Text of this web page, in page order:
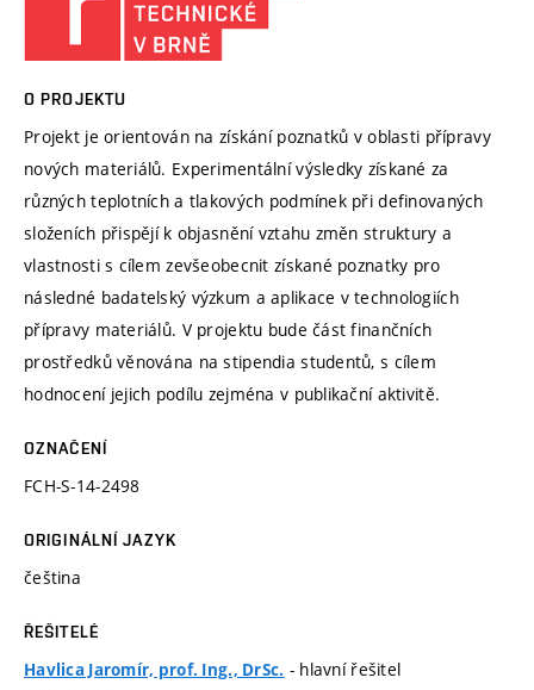
O PROJEKTU
Projekt je orientován na získání poznatků v oblasti přípravy
nových materiálů. Experimentální výsledky získané za
různých teplotních a tlakových podmínek při definovaných
složeních přispějí k objasnění vztahu změn struktury a
vlastnosti s cílem zevšeobecnit získané poznatky pro
následné badatelský výzkum a aplikace v technologiích
přípravy materiálů. V projektu bude část finančních
prostředků věnována na stipendia studentů, s cílem
hodnocení jejich podílu zejména v publikační aktivitě.
OZNAČENÍ
FCH-S-14-2498
ORIGINÁLNÍ JAZYK
čeština
ŘEŠITELÉ
Havlica Jaromír, prof. Ing., DrSc. - hlavní řešitel